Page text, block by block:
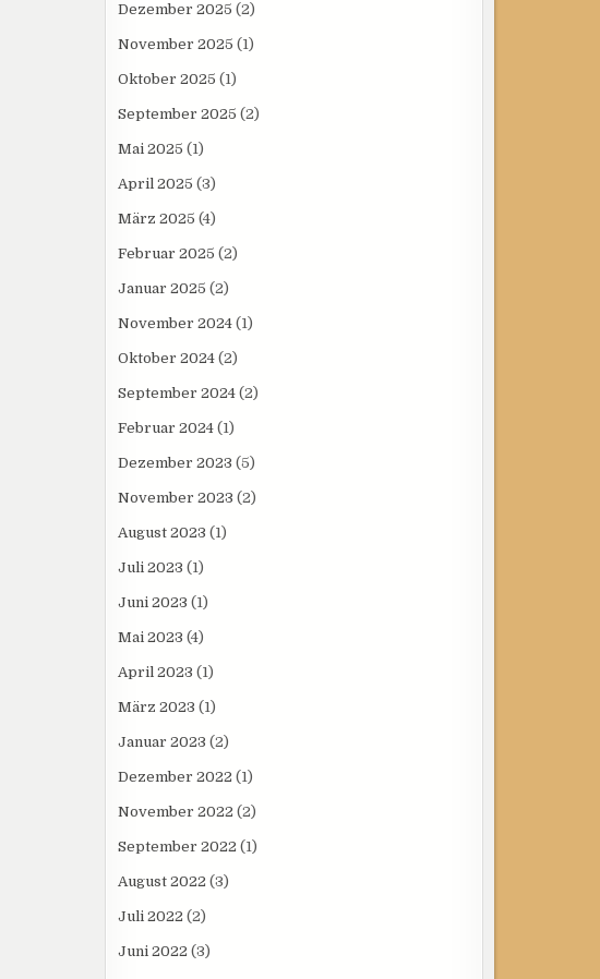
Dezember 2025 (2)
November 2025 (1)
Oktober 2025 (1)
September 2025 (2)
Mai 2025 (1)
April 2025 (3)
März 2025 (4)
Februar 2025 (2)
Januar 2025 (2)
November 2024(1)
Oktober 2024(2)
September 2024(2)
Februar 2024(1)
Dezember 2023 (5)
November 2023 (2)
August 2023 (1)
Juli 2023 (1)
Juni 2023 (1)
Mai 2023 (4)
April 2023 (1)
März 2023 (1)
Januar 2023 (2)
Dezember 2022 (1)
November 2022 (2)
September 2022 (1)
August 2022 (3)
Juli 2022 (2)
Juni 2022 (3)